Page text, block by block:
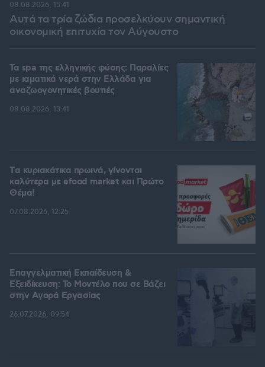
Αυτά τα τρία ζώδια προσελκύουν σημαντική
οικονομική επιτυχία τον Αύγουστο
08.08.2026, 15:41
Τα spa της ελληνικής φύσης: Παραλίες
με ιαματικά νερά στην Ελλάδα για
αναζωογονητικές βουτιές
08.08.2026, 13:41
Tα κυριακάτικα πρωινά, γίνονται
καλύτερα με efood market και Πρώτο
Θέμα!
07.08.2026, 12:25
Επαγγελματική Εκπαίδευση &
Εξειδίκευση: Το Mοντέλο που σε Bάζει
στην Aγορά Eργασίας
26.07.2026, 09:54